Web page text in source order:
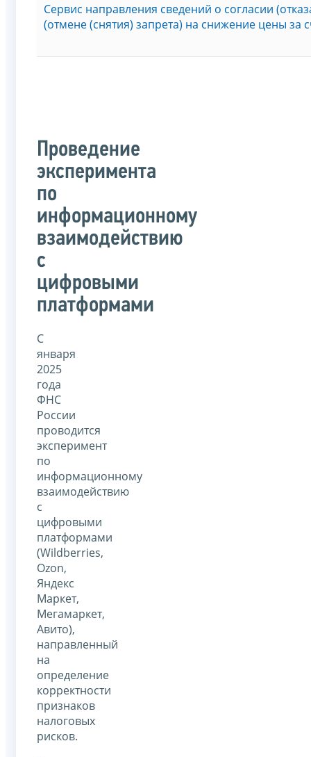
Сервис направления сведений о согласии
(отмене (снятия) запрета) на снижение цены за
Проведение
эксперимента
по
информационному
взаимодействию
с
цифровыми
платформами
С
января
2025
года
ФНС
России
проводится
эксперимент
по
информационному
взаимодействию
с
цифровыми
платформами
(Wildberries,
Оzon,
Яндекс
Маркет,
Мегамаркет,
Авито),
направленный
на
определение
корректности
признаков
налоговых
рисков.